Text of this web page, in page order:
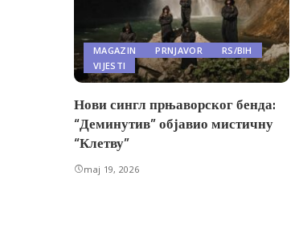
MAGAZIN PRNJAVOR
RS/BIH
VIJESTI
Нови сингл прњаворског бенда:
“Деминутив” објавио мистичну
“Клетву”
maj 19, 2026